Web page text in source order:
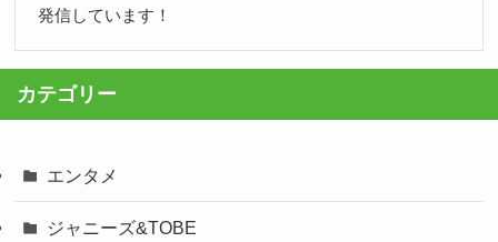
発信しています！
カテゴリー
エンタメ
ジャニーズ&TOBE